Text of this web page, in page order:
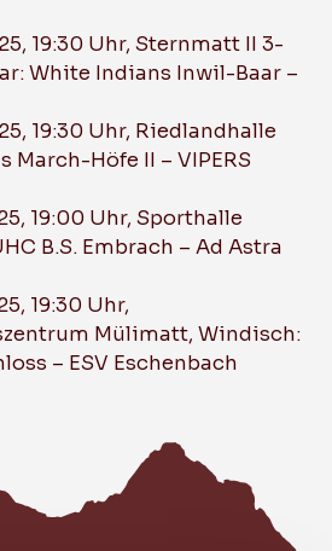
19:30 Uhr, Sternmatt II 3-
White Indians Inwil-Baar –
19:30 Uhr, Riedlandhalle
March-Höfe II – VIPERS
19:00 Uhr, Sporthalle
B.S. Embrach – Ad Astra
19:30 Uhr,
Mülimatt, Windisch:
– ESV Eschenbach